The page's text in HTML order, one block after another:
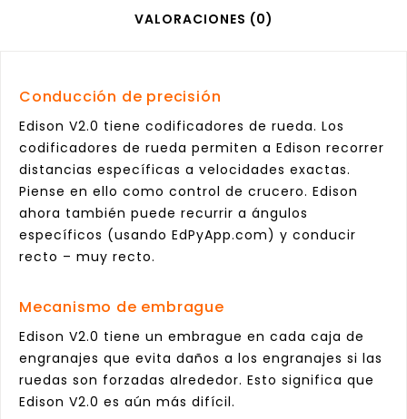
VALORACIONES (0)
Conducción de precisión
Edison V2.0 tiene codificadores de rueda. Los
codificadores de rueda permiten a Edison recorrer
distancias específicas a velocidades exactas.
Piense en ello como control de crucero. Edison
ahora también puede recurrir a ángulos
específicos (usando EdPyApp.com) y conducir
recto – muy recto.
Mecanismo de embrague
Edison V2.0 tiene un embrague en cada caja de
engranajes que evita daños a los engranajes si las
ruedas son forzadas alrededor. Esto significa que
Edison V2.0 es aún más difícil.